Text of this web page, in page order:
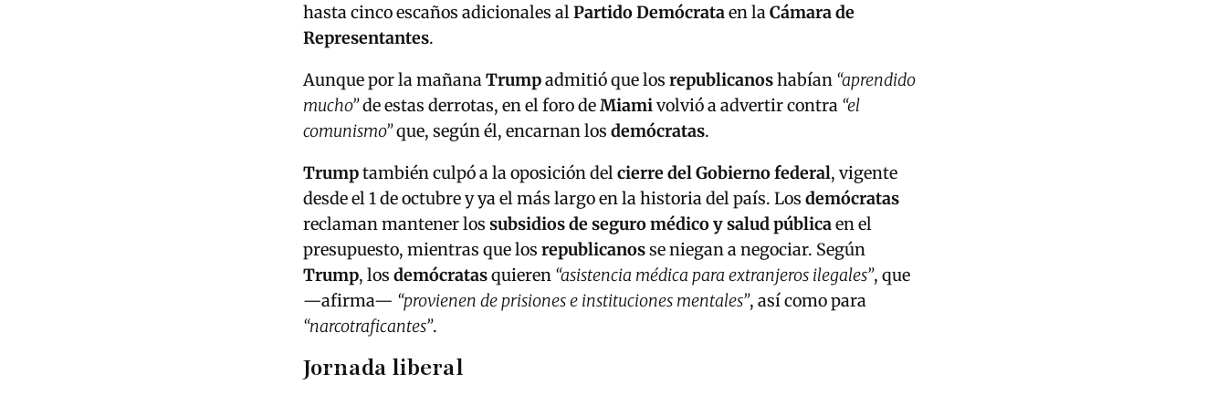
hasta cinco escaños adicionales alPartido Demócrataen laCámara de
Representantes.
Aunque por la mañanaTrumpadmitió que los republicanoshabían “aprendido
mucho”de estas derrotas, en el foro deMiamivolvió a advertir contra “el
comunismo”que, según él, encarnan los demócratas.
Trumptambién culpó a la oposición delcierre del Gobierno federal, vigente
desde el 1 de octubre y ya el más largo en la historia del país. Los demócratas
reclaman mantener los subsidios de seguro médico y salud públicaen el
presupuesto, mientras que los republicanosse niegan a negociar. Según
Trump, los demócratasquieren “asistencia médica para extranjeros ilegales”, que
—afirma— “provienen de prisiones e instituciones mentales”, así como para
“narcotraficantes”.
Jornada liberal